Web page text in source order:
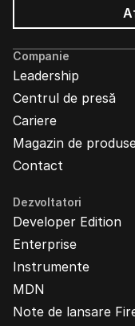
Companie
Leadership
Centrul de presă
Cariere
Magazin de
Contact
Dezvoltatori
Developer Edition
Enterprise
Instrumente
MDN
Note de lansare